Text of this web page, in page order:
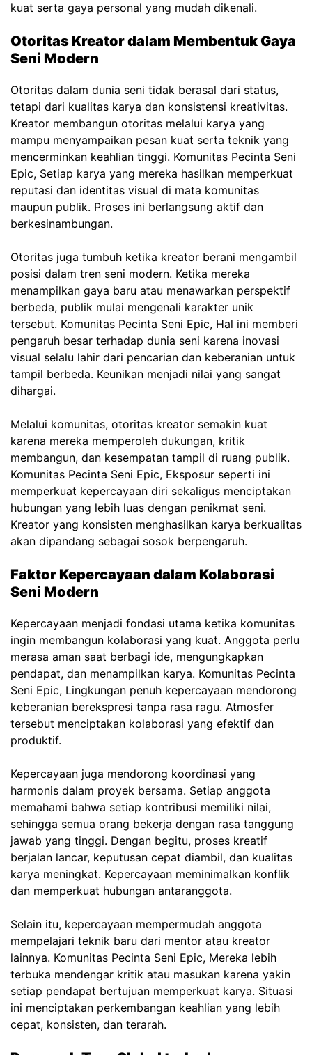
kuat serta gaya personal yang mudah dikenali.
Otoritas Kreator dalam Membentuk Gaya
Seni Modern
Otoritas dalam dunia seni tidak berasal dari status,
tetapi dari kualitas karya dan konsistensi kreativitas.
Kreator membangun otoritas melalui karya yang
mampu menyampaikan pesan kuat serta teknik yang
mencerminkan keahlian tinggi. Komunitas Pecinta Seni
Epic, Setiap karya yang mereka hasilkan memperkuat
reputasi dan identitas visual di mata komunitas
maupun publik. Proses ini berlangsung aktif dan
berkesinambungan.
Otoritas juga tumbuh ketika kreator berani mengambil
posisi dalam tren seni modern. Ketika mereka
menampilkan gaya baru atau menawarkan perspektif
berbeda, publik mulai mengenali karakter unik
tersebut. Komunitas Pecinta Seni Epic, Hal ini memberi
pengaruh besar terhadap dunia seni karena inovasi
visual selalu lahir dari pencarian dan keberanian untuk
tampil berbeda. Keunikan menjadi nilai yang sangat
dihargai.
Melalui komunitas, otoritas kreator semakin kuat
karena mereka memperoleh dukungan, kritik
membangun, dan kesempatan tampil di ruang publik.
Komunitas Pecinta Seni Epic, Eksposur seperti ini
memperkuat kepercayaan diri sekaligus menciptakan
hubungan yang lebih luas dengan penikmat seni.
Kreator yang konsisten menghasilkan karya berkualitas
akan dipandang sebagai sosok berpengaruh.
Faktor Kepercayaan dalam Kolaborasi
Seni Modern
Kepercayaan menjadi fondasi utama ketika komunitas
ingin membangun kolaborasi yang kuat. Anggota perlu
merasa aman saat berbagi ide, mengungkapkan
pendapat, dan menampilkan karya. Komunitas Pecinta
Seni Epic, Lingkungan penuh kepercayaan mendorong
keberanian berekspresi tanpa rasa ragu. Atmosfer
tersebut menciptakan kolaborasi yang efektif dan
produktif.
Kepercayaan juga mendorong koordinasi yang
harmonis dalam proyek bersama. Setiap anggota
memahami bahwa setiap kontribusi memiliki nilai,
sehingga semua orang bekerja dengan rasa tanggung
jawab yang tinggi. Dengan begitu, proses kreatif
berjalan lancar, keputusan cepat diambil, dan kualitas
karya meningkat. Kepercayaan meminimalkan konflik
dan memperkuat hubungan antaranggota.
Selain itu, kepercayaan mempermudah anggota
mempelajari teknik baru dari mentor atau kreator
lainnya. Komunitas Pecinta Seni Epic, Mereka lebih
terbuka mendengar kritik atau masukan karena yakin
setiap pendapat bertujuan memperkuat karya. Situasi
ini menciptakan perkembangan keahlian yang lebih
cepat, konsisten, dan terarah.